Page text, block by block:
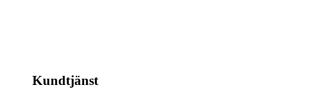
Kundtjänst